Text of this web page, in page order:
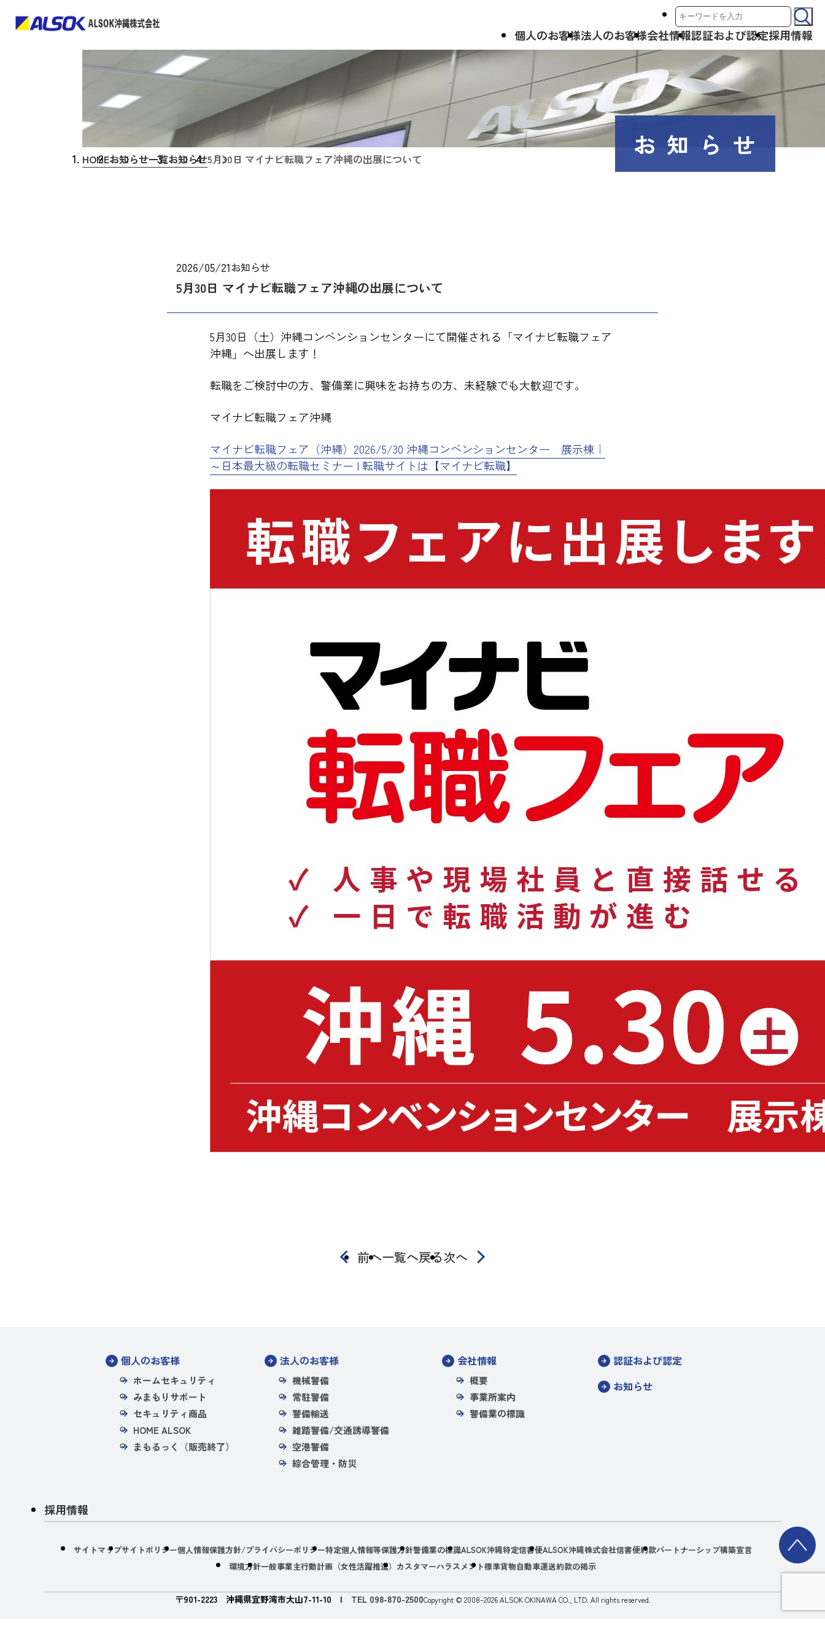
個人のお客様法人のお客様会社情報認証および認定採用情報
サ
イ
内
検
索:
お知らせ
HOMEお知らせ一覧お知らせ5月30日 マイナビ転職フェア沖縄の出展について
2026/05/21お知らせ
5月30日 マイナビ転職フェア沖縄の出展について
5月30日（土）沖縄コンベンションセンターにて開催される「マイナビ転職フェア
沖縄」へ出展します！
転職をご検討中の方、警備業に興味をお持ちの方、未経験でも大歓迎です。
マイナビ転職フェア沖縄
マイナビ転職フェア（沖縄）2026/5/30 沖縄コンベンションセンター 展示棟｜
～日本最大級の転職セミナー | 転職サイトは【マイナビ転職】
前へ一覧へ戻る次へ
個人のお客様
ホームセキュリティ
みまもりサポート
セキュリティ商品
HOME ALSOK
まもるっく（販売終了）
法人のお客様
機械警備
常駐警備
警備輸送
雑踏警備/交通誘導警備
空港警備
綜合管理・防災
会社情報
概要
事業所案内
警備業の標識
認証および認定
お知らせ
採用情報
サイトマップサイトポリシー個人情報保護方針/プライバシーポリシー特定個人情報等保護方針警備業の標識ALSOK沖縄特定信書便ALSOK沖縄株式会社信書便約款パートナーシップ構築宣言
環境方針一般事業主行動計画（女性活躍推進） カスタマーハラスメント標準貨物自動車運送約款の掲示
〒901-2223 沖縄県宜野湾市大山7-11-10 | TEL 098-870-2500Copyright © 2008–2026 ALSOK OKINAWA CO., LTD. All rights reserved.